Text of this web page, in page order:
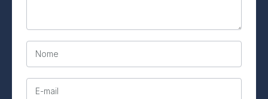
Nome
E-mail